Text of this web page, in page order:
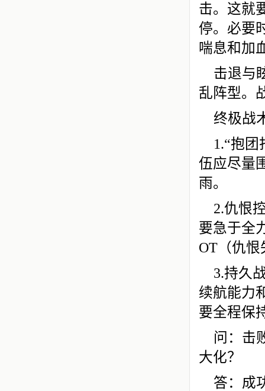
击。这就
停。必要
喘息和加
击退与
乱阵型。
终极战
1.“抱
伍应尽量
雨。
2.仇恨
要急于全
OT（仇恨
3.持久
续航能力
要全程保
问：击
大化？
答：成